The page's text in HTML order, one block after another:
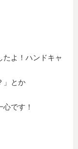
たよ！ハンドキャ
」とか
です！